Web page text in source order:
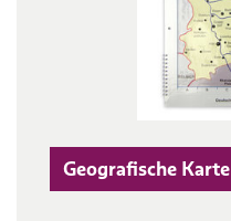
Geografische Karte